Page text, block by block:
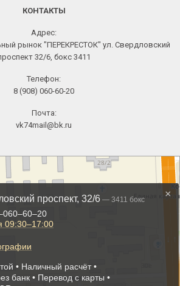
КОНТАКТЫ
Адрес:
рынок "ПЕРЕКРЕСТОК" ул. Свердловский
32/6, бокс 3411
Телефон:
8 (908) 060-60-20
Почта:
vk74mail@bk.ru